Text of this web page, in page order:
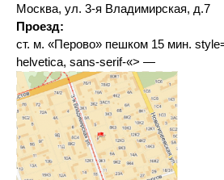
Москва, ул. 3-я Владимирская, д.7
Проезд:
ст. м. «Перово» пешком 15 мин.
helvetica, sans-serif-«> —